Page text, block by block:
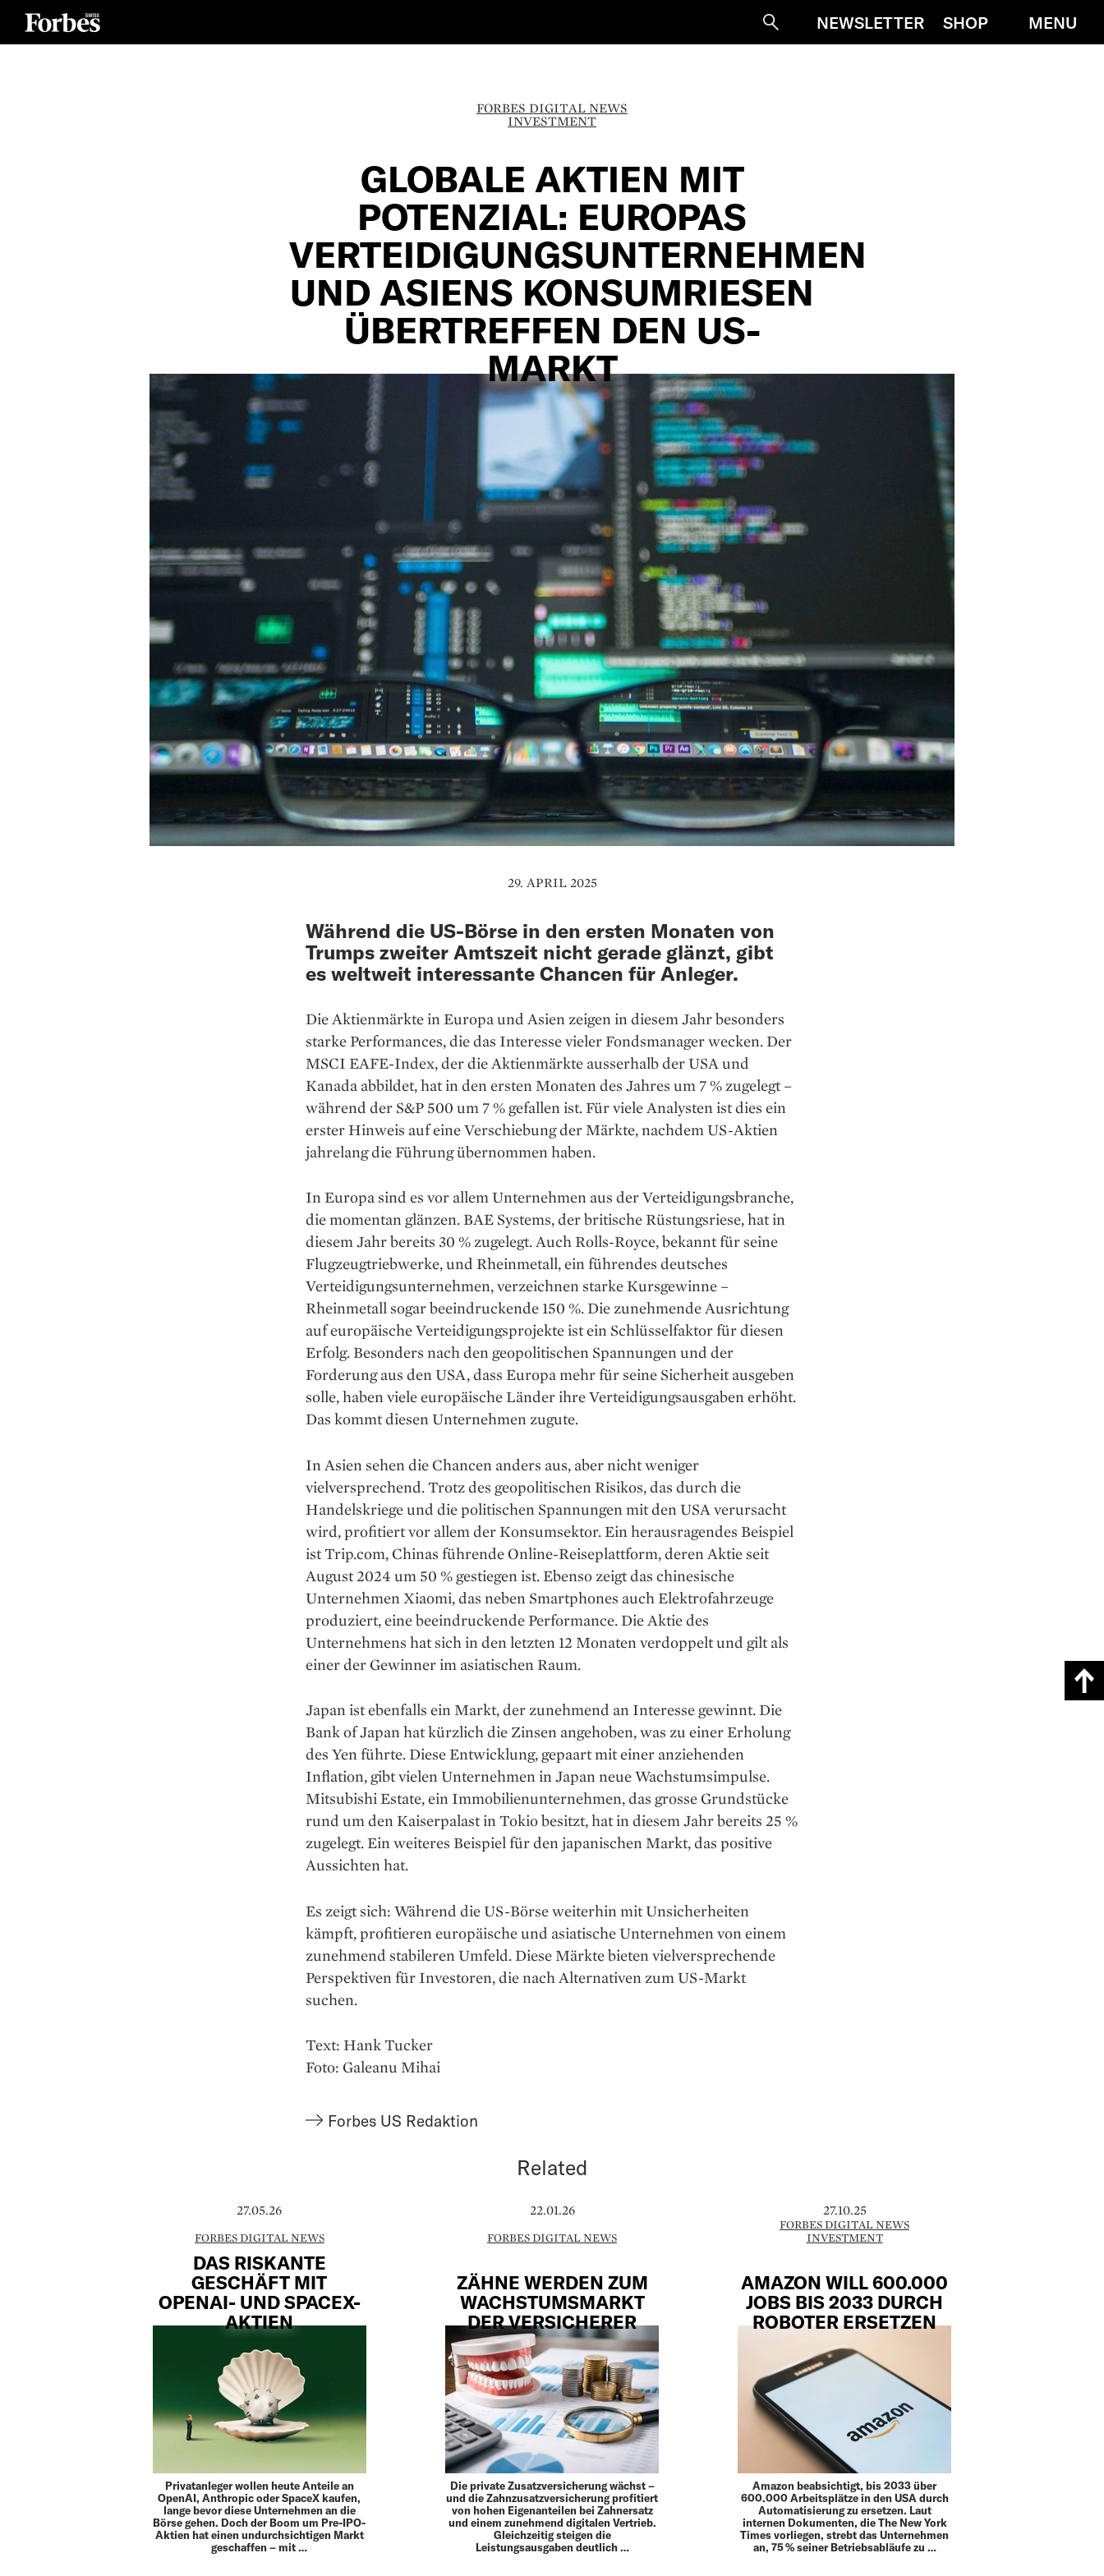
SucheNEWSLETTER SHOP MENU
FORBES DIGITAL NEWS
INVESTMENT
GLOBALE AKTIEN MIT
POTENZIAL: EUROPAS
VERTEIDIGUNGSUNTERNEHMEN
UND ASIENS KONSUMRIESEN
ÜBERTREFFEN DEN US-
MARKT
29. APRIL 2025
Während die US-Börse in den ersten Monaten von
Trumps zweiter Amtszeit nicht gerade glänzt, gibt
es weltweit interessante Chancen für Anleger.
Die Aktienmärkte in Europa und Asien zeigen in diesem Jahr besonders
starke Performances, die das Interesse vieler Fondsmanager wecken. Der
MSCI EAFE-Index, der die Aktienmärkte ausserhalb der USA und
Kanada abbildet, hat in den ersten Monaten des Jahres um 7 % zugelegt –
während der S&P 500 um 7 % gefallen ist. Für viele Analysten ist dies ein
erster Hinweis auf eine Verschiebung der Märkte, nachdem US-Aktien
jahrelang die Führung übernommen haben.
In Europa sind es vor allem Unternehmen aus der Verteidigungsbranche,
die momentan glänzen. BAE Systems, der britische Rüstungsriese, hat in
diesem Jahr bereits 30 % zugelegt. Auch Rolls-Royce, bekannt für seine
Flugzeugtriebwerke, und Rheinmetall, ein führendes deutsches
Verteidigungsunternehmen, verzeichnen starke Kursgewinne –
Rheinmetall sogar beeindruckende 150 %. Die zunehmende Ausrichtung
auf europäische Verteidigungsprojekte ist ein Schlüsselfaktor für diesen
Erfolg. Besonders nach den geopolitischen Spannungen und der
Forderung aus den USA, dass Europa mehr für seine Sicherheit ausgeben
solle, haben viele europäische Länder ihre Verteidigungsausgaben erhöht.
Das kommt diesen Unternehmen zugute.
In Asien sehen die Chancen anders aus, aber nicht weniger
vielversprechend. Trotz des geopolitischen Risikos, das durch die
Handelskriege und die politischen Spannungen mit den USA verursacht
wird, profitiert vor allem der Konsumsektor. Ein herausragendes Beispiel
ist Trip.com, Chinas führende Online-Reiseplattform, deren Aktie seit
August 2024 um 50 % gestiegen ist. Ebenso zeigt das chinesische
Unternehmen Xiaomi, das neben Smartphones auch Elektrofahrzeuge
produziert, eine beeindruckende Performance. Die Aktie des
Unternehmens hat sich in den letzten 12 Monaten verdoppelt und gilt als
einer der Gewinner im asiatischen Raum.
Japan ist ebenfalls ein Markt, der zunehmend an Interesse gewinnt. Die
Bank of Japan hat kürzlich die Zinsen angehoben, was zu einer Erholung
des Yen führte. Diese Entwicklung, gepaart mit einer anziehenden
Inflation, gibt vielen Unternehmen in Japan neue Wachstumsimpulse.
Mitsubishi Estate, ein Immobilienunternehmen, das grosse Grundstücke
rund um den Kaiserpalast in Tokio besitzt, hat in diesem Jahr bereits 25 %
zugelegt. Ein weiteres Beispiel für den japanischen Markt, das positive
Aussichten hat.
Es zeigt sich: Während die US-Börse weiterhin mit Unsicherheiten
kämpft, profitieren europäische und asiatische Unternehmen von einem
zunehmend stabileren Umfeld. Diese Märkte bieten vielversprechende
Perspektiven für Investoren, die nach Alternativen zum US-Markt
suchen.
Text: Hank Tucker
Foto: Galeanu Mihai
Forbes US Redaktion
Related
27.05.26
FORBES DIGITAL NEWS
DAS RISKANTE
GESCHÄFT MIT
OPENAI- UND SPACEX-
AKTIEN
Privatanleger wollen heute Anteile an
OpenAI, Anthropic oder SpaceX kaufen,
lange bevor diese Unternehmen an die
Börse gehen. Doch der Boom um Pre-IPO-
Aktien hat einen undurchsichtigen Markt
geschaffen – mit …
22.01.26
FORBES DIGITAL NEWS
ZÄHNE WERDEN ZUM
WACHSTUMSMARKT
DER VERSICHERER
Die private Zusatzversicherung wächst –
und die Zahnzusatzversicherung profitiert
von hohen Eigenanteilen bei Zahnersatz
und einem zunehmend digitalen Vertrieb.
Gleichzeitig steigen die
Leistungsausgaben deutlich …
27.10.25
FORBES DIGITAL NEWS
INVESTMENT
AMAZON WILL 600.000
JOBS BIS 2033 DURCH
ROBOTER ERSETZEN
Amazon beabsichtigt, bis 2033 über
600.000 Arbeitsplätze in den USA durch
Automatisierung zu ersetzen. Laut
internen Dokumenten, die The New York
Times vorliegen, strebt das Unternehmen
an, 75 % seiner Betriebsabläufe zu …